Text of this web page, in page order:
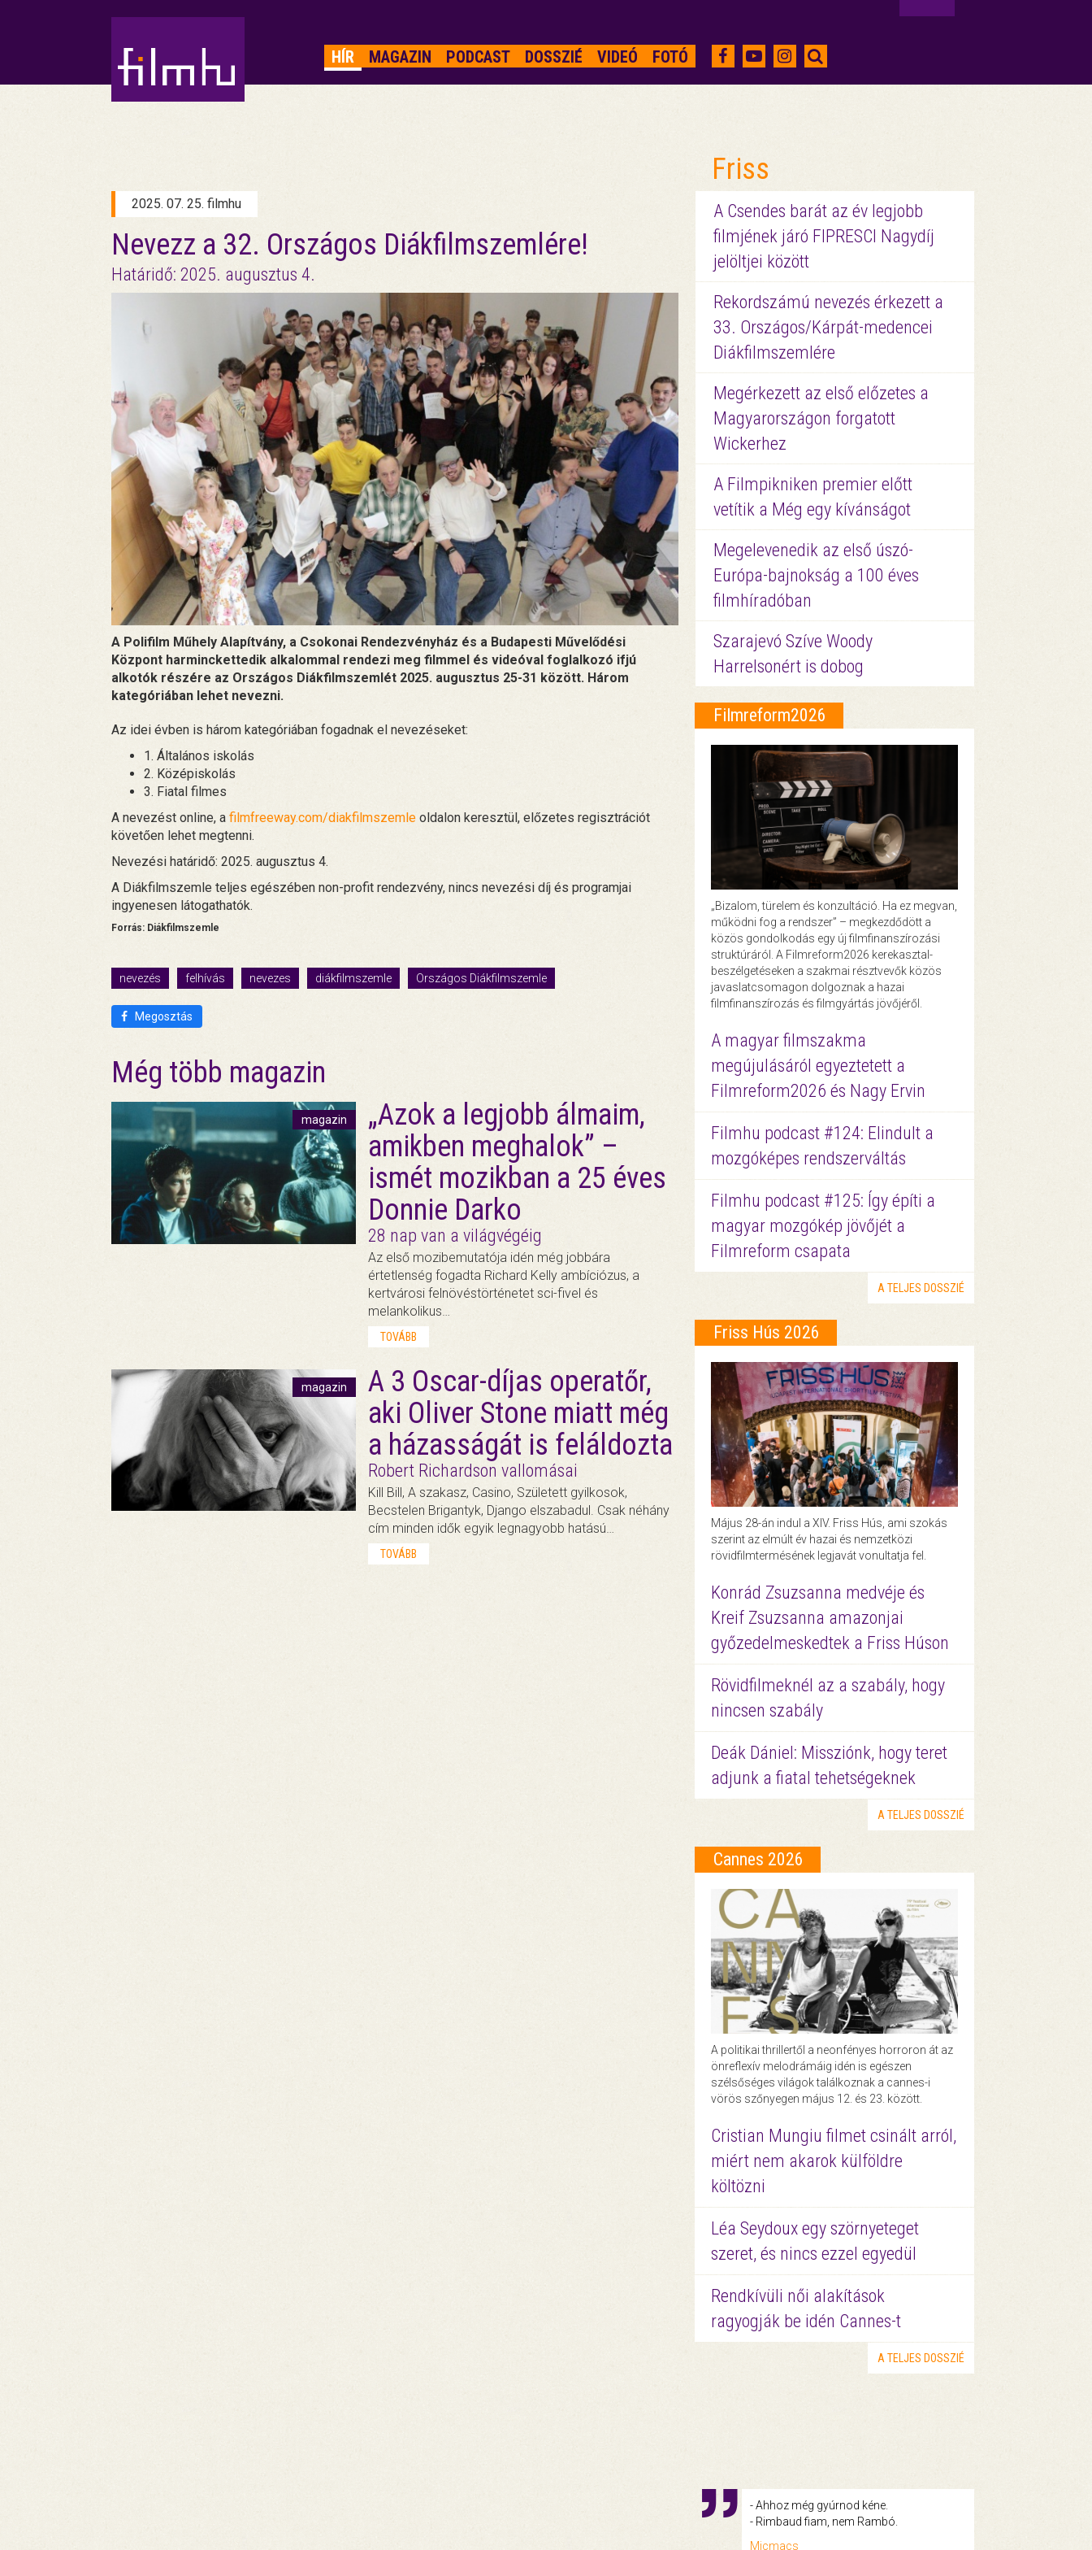
HÍR MAGAZIN PODCAST DOSSZIÉ VIDEÓ FOTÓ
2025. 07. 25. filmhu
Nevezz a 32. Országos Diákfilmszemlére!
Határidő: 2025. augusztus 4.
A Polifilm Műhely Alapítvány, a Csokonai Rendezvényház és a Budapesti Művelődési
Központ harminckettedik alkalommal rendezi meg filmmel és videóval foglalkozó ifjú
alkotók részére az Országos Diákfilmszemlét 2025. augusztus 25-31 között. Három
kategóriában lehet nevezni.
Az idei évben is három kategóriában fogadnak el nevezéseket:
1. Általános iskolás
2. Középiskolás
3. Fiatal filmes
A nevezést online, a filmfreeway.com/diakfilmszemle oldalon keresztül, előzetes regisztrációt
követően lehet megtenni.
Nevezési határidő: 2025. augusztus 4.
A Diákfilmszemle teljes egészében non-profit rendezvény, nincs nevezési díj és programjai
ingyenesen látogathatók.
Forrás: Diákfilmszemle
nevezés felhívás nevezes diákfilmszemle Országos Diákfilmszemle
Megosztás
Még több magazin
magazin
„Azok a legjobb álmaim,
amikben meghalok” –
ismét mozikban a 25 éves
Donnie Darko
28 nap van a világvégéig
Az első mozibemutatója idén még jobbára
értetlenség fogadta Richard Kelly ambíciózus, a
kertvárosi felnövéstörténetet sci-fivel és
melankolikus…
TOVÁBB
magazin
A 3 Oscar-díjas operatőr,
aki Oliver Stone miatt még
a házasságát is feláldozta
Robert Richardson vallomásai
Kill Bill, A szakasz, Casino, Született gyilkosok,
Becstelen Brigantyk, Django elszabadul. Csak néhány
cím minden idők egyik legnagyobb hatású…
TOVÁBB
Friss
A Csendes barát az év legjobb
filmjének járó FIPRESCI Nagydíj
jelöltjei között
Rekordszámú nevezés érkezett a
33. Országos/Kárpát-medencei
Diákfilmszemlére
Megérkezett az első előzetes a
Magyarországon forgatott
Wickerhez
A Filmpikniken premier előtt
vetítik a Még egy kívánságot
Megelevenedik az első úszó-
Európa-bajnokság a 100 éves
filmhíradóban
Szarajevó Szíve Woody
Harrelsonért is dobog
Filmreform2026
„Bizalom, türelem és konzultáció. Ha ez megvan,
működni fog a rendszer” – megkezdődött a
közös gondolkodás egy új filmfinanszírozási
struktúráról. A Filmreform2026 kerekasztal-
beszélgetéseken a szakmai résztvevők közös
javaslatcsomagon dolgoznak a hazai
filmfinanszírozás és filmgyártás jövőjéről.
A magyar filmszakma
megújulásáról egyeztetett a
Filmreform2026 és Nagy Ervin
Filmhu podcast #124: Elindult a
mozgóképes rendszerváltás
Filmhu podcast #125: Így építi a
magyar mozgókép jövőjét a
Filmreform csapata
A TELJES DOSSZIÉ
Friss Hús 2026
Május 28-án indul a XIV. Friss Hús, ami szokás
szerint az elmúlt év hazai és nemzetközi
rövidfilmtermésének legjavát vonultatja fel.
Konrád Zsuzsanna medvéje és
Kreif Zsuzsanna amazonjai
győzedelmeskedtek a Friss Húson
Rövidfilmeknél az a szabály, hogy
nincsen szabály
Deák Dániel: Missziónk, hogy teret
adjunk a fiatal tehetségeknek
A TELJES DOSSZIÉ
Cannes 2026
A politikai thrillertől a neonfényes horroron át az
önreflexív melodrámáig idén is egészen
szélsőséges világok találkoznak a cannes-i
vörös szőnyegen május 12. és 23. között.
Cristian Mungiu filmet csinált arról,
miért nem akarok külföldre
költözni
Léa Seydoux egy szörnyeteget
szeret, és nincs ezzel egyedül
Rendkívüli női alakítások
ragyogják be idén Cannes-t
A TELJES DOSSZIÉ
- Ahhoz még gyúrnod kéne.
- Rimbaud fiam, nem Rambó.
Micmacs